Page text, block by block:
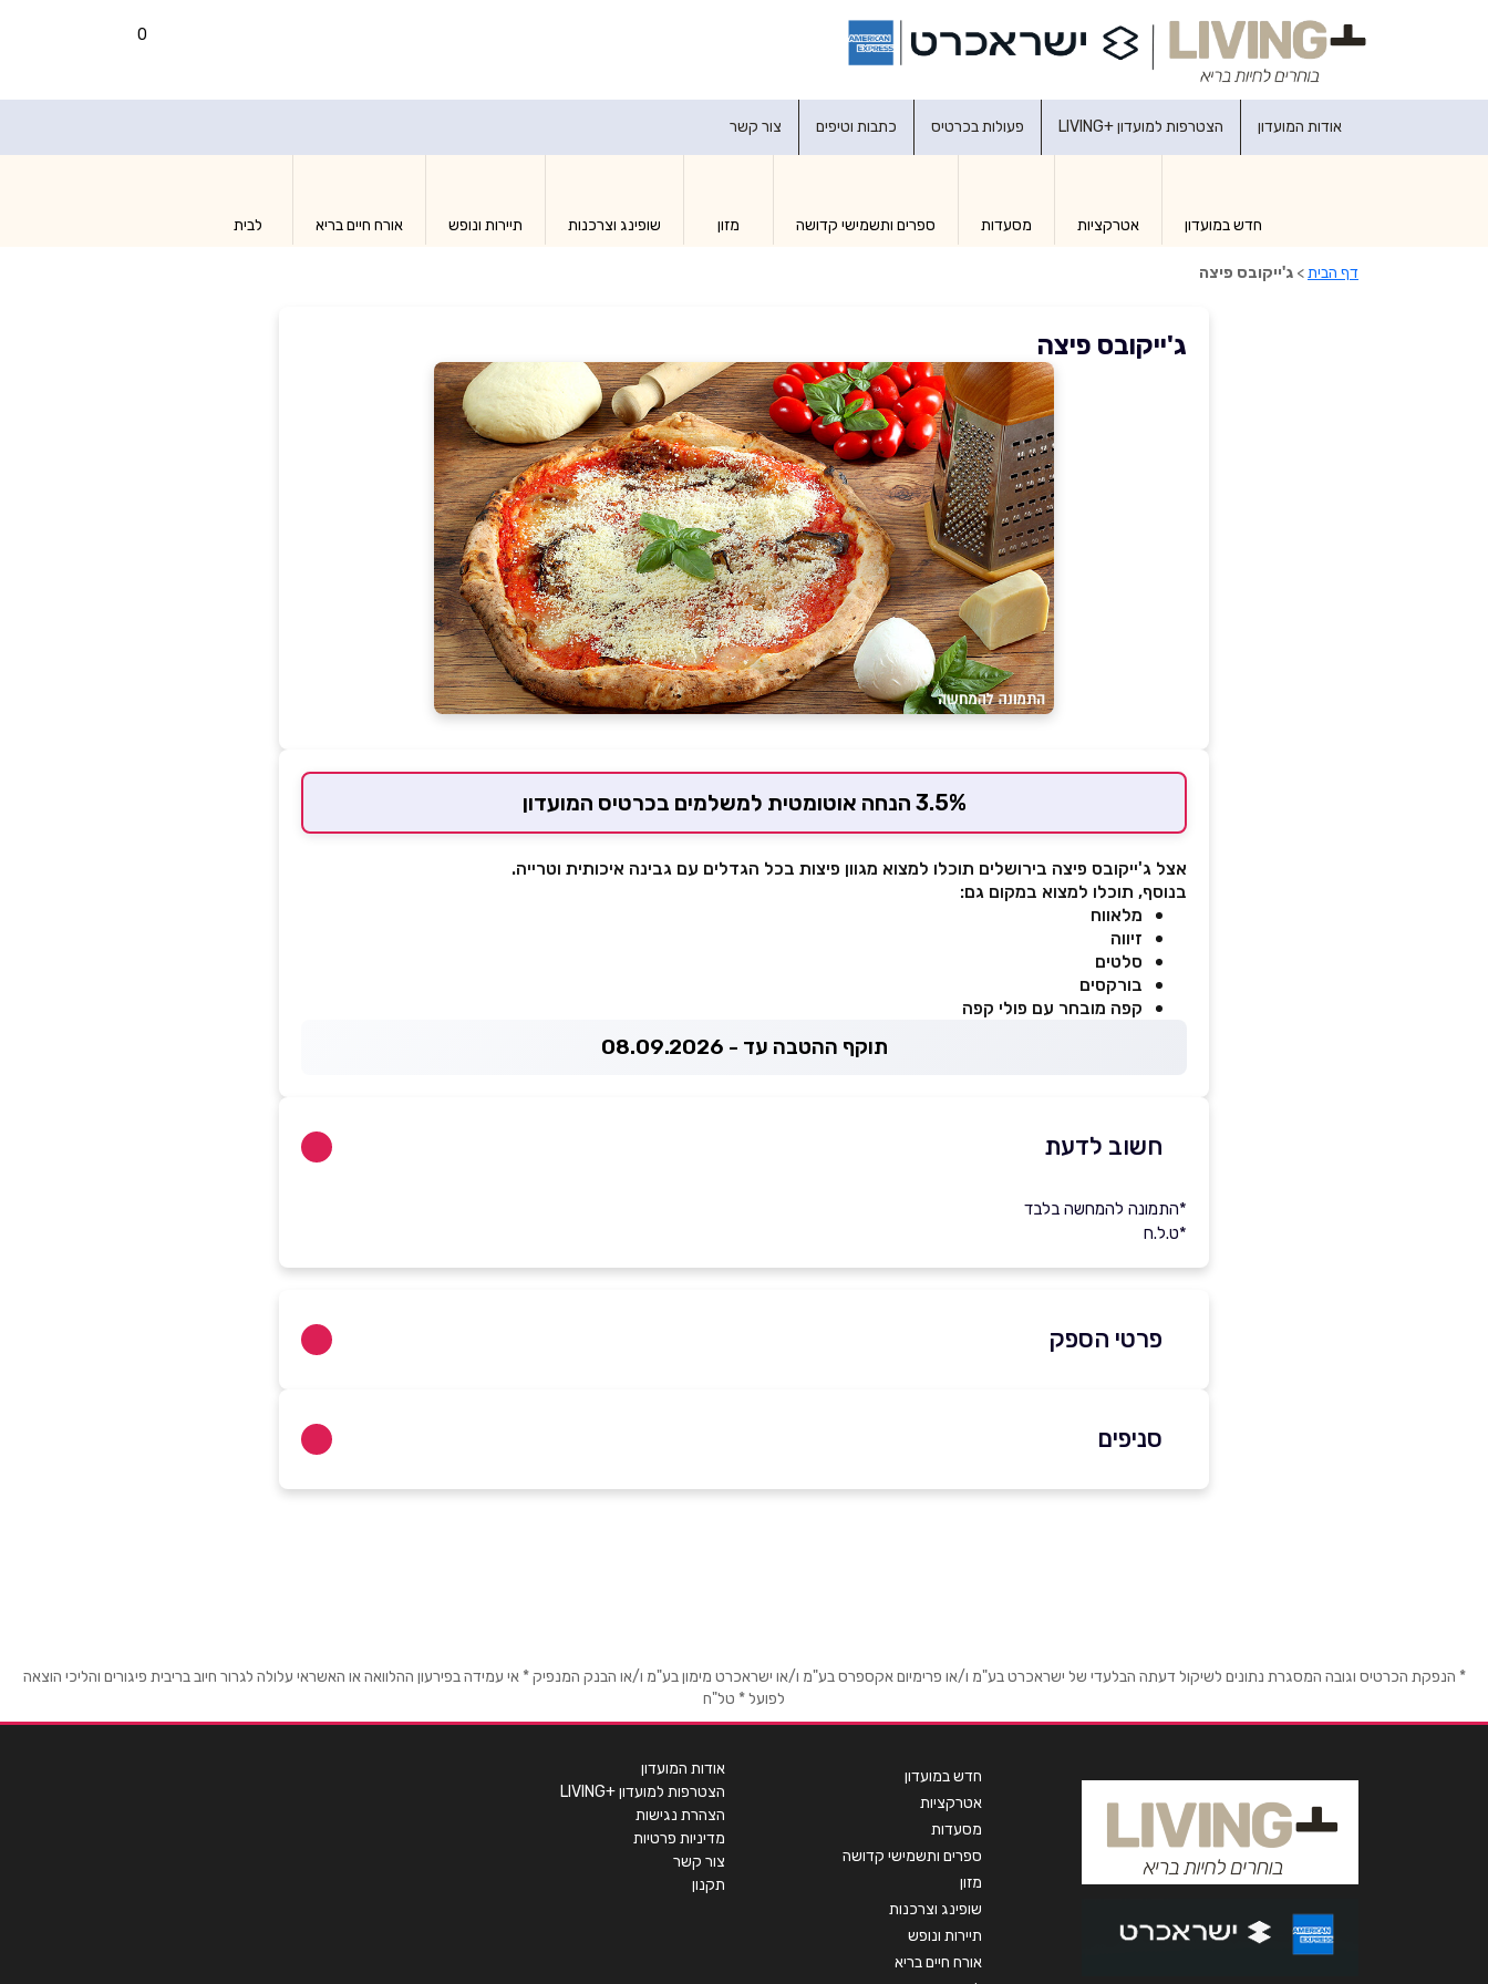
0
אודות המועדון הצטרפות למועדון +LIVING פעולות בכרטיס כתבות וטיפים צור קשר
חדש במועדון אטרקציות מסעדות ספרים ותשמישי קדושה מזון שופינג וצרכנות תיירות ונופש אורח חיים בריא לבית
דף הבית> ג'ייקובס פיצה
ג'ייקובס פיצה
3.5% הנחה אוטומטית למשלמים בכרטיס המועדון
אצל ג'ייקובס פיצה בירושלים תוכלו למצוא מגוון פיצות בכל הגדלים עם גבינה איכותית וטרייה.
בנוסף, תוכלו למצוא במקום גם:
מלאווח
זיווה
סלטים
בורקסים
קפה מובחר עם פולי קפה
תוקף ההטבה עד - 08.09.2026
חשוב לדעת
*התמונה להמחשה בלבד
*ט.ל.ח
פרטי הספק
אנא חזרו אלי בקשר ל...
סניפים
ירושלים
* הנפקת הכרטיס וגובה המסגרת נתונים לשיקול דעתה הבלעדי של ישראכרט בע"מ ו/או פרימיום אקספרס בע"מ ו/או ישראכרט מימון בע"מ ו/או הבנק המנפיק * אי עמידה בפירעון ההלוואה או האשראי עלולה לגרור חיוב בריבית פיגורים והליכי הוצאה
לפועל * טל"ח
חדש במועדון
אטרקציות
מסעדות
ספרים ותשמישי קדושה
מזון
שופינג וצרכנות
תיירות ונופש
אורח חיים בריא
אודות המועדון
הצטרפות למועדון +LIVING
הצהרת נגישות
מדיניות פרטיות
צור קשר
תקנון